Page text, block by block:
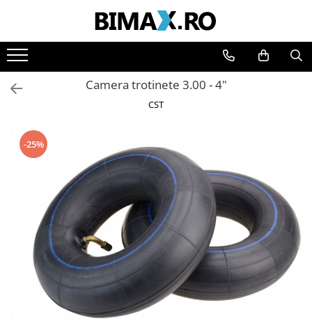
Toate Produsele
Triciclete Electrice
⬇ TIPURI
➔ Cu 2 Locuri
➔ Acoperita
➔ Adulti - Fara permis
➔ Adulti - 2 Locuri
➔ Adulti - cu Cabina
➔ Cu 3 Roti
➔ Cu Cabina
➔ Cu Cabina fara Permis
➔ Cu Cabina Inchisa
➔ Cu Remorca
➔ Cu Remorca Fara Permis
Camera trotinete 3.00 - 4"
CST
-25%